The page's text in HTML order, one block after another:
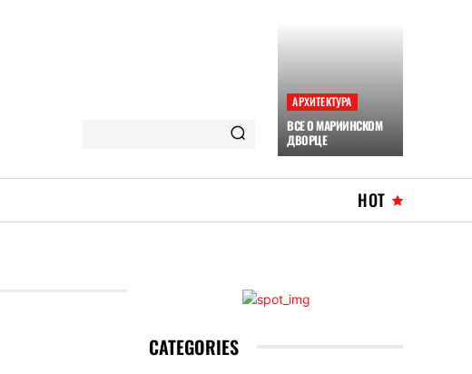
АРХИТЕКТУРА
ВСЕ О МАРИИНСКОМ
ДВОРЦЕ
HOT
CATEGORIES